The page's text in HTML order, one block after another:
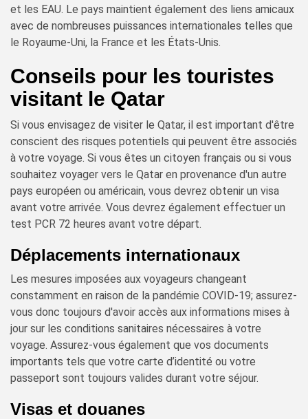
et les EAU. Le pays maintient également des liens amicaux
avec de nombreuses puissances internationales telles que
le Royaume-Uni, la France et les États-Unis.
Conseils pour les touristes
visitant le Qatar
Si vous envisagez de visiter le Qatar, il est important d'être
conscient des risques potentiels qui peuvent être associés
à votre voyage. Si vous êtes un citoyen français ou si vous
souhaitez voyager vers le Qatar en provenance d'un autre
pays européen ou américain, vous devrez obtenir un visa
avant votre arrivée. Vous devrez également effectuer un
test PCR 72 heures avant votre départ.
Déplacements internationaux
Les mesures imposées aux voyageurs changeant
constamment en raison de la pandémie COVID-19; assurez-
vous donc toujours d'avoir accès aux informations mises à
jour sur les conditions sanitaires nécessaires à votre
voyage. Assurez-vous également que vos documents
importants tels que votre carte d’identité ou votre
passeport sont toujours valides durant votre séjour.
Visas et douanes